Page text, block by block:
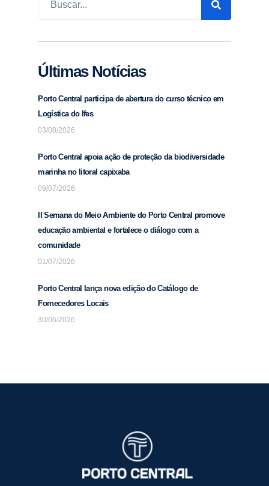
Últimas Notícias
Porto Central participa de abertura do curso técnico em
Logística do Ifes
03/08/2026
Porto Central apoia ação de proteção da biodiversidade
marinha no litoral capixaba
09/07/2026
II Semana do Meio Ambiente do Porto Central promove
educação ambiental e fortalece o diálogo com a
comunidade
01/07/2026
Porto Central lança nova edição do Catálogo de
Fornecedores Locais
30/06/2026